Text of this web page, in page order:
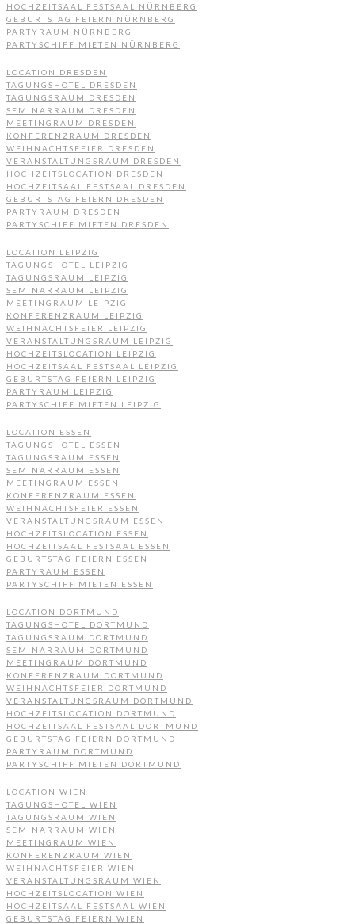
HOCHZEITSAAL FESTSAAL NÜRNBERG
GEBURTSTAG FEIERN NÜRNBERG
PARTYRAUM NÜRNBERG
PARTYSCHIFF MIETEN NÜRNBERG
LOCATION DRESDEN
TAGUNGSHOTEL DRESDEN
TAGUNGSRAUM DRESDEN
SEMINARRAUM DRESDEN
MEETINGRAUM DRESDEN
KONFERENZRAUM DRESDEN
WEIHNACHTSFEIER DRESDEN
VERANSTALTUNGSRAUM DRESDEN
HOCHZEITSLOCATION DRESDEN
HOCHZEITSAAL FESTSAAL DRESDEN
GEBURTSTAG FEIERN DRESDEN
PARTYRAUM DRESDEN
PARTYSCHIFF MIETEN DRESDEN
LOCATION LEIPZIG
TAGUNGSHOTEL LEIPZIG
TAGUNGSRAUM LEIPZIG
SEMINARRAUM LEIPZIG
MEETINGRAUM LEIPZIG
KONFERENZRAUM LEIPZIG
WEIHNACHTSFEIER LEIPZIG
VERANSTALTUNGSRAUM LEIPZIG
HOCHZEITSLOCATION LEIPZIG
HOCHZEITSAAL FESTSAAL LEIPZIG
GEBURTSTAG FEIERN LEIPZIG
PARTYRAUM LEIPZIG
PARTYSCHIFF MIETEN LEIPZIG
LOCATION ESSEN
TAGUNGSHOTEL ESSEN
TAGUNGSRAUM ESSEN
SEMINARRAUM ESSEN
MEETINGRAUM ESSEN
KONFERENZRAUM ESSEN
WEIHNACHTSFEIER ESSEN
VERANSTALTUNGSRAUM ESSEN
HOCHZEITSLOCATION ESSEN
HOCHZEITSAAL FESTSAAL ESSEN
GEBURTSTAG FEIERN ESSEN
PARTYRAUM ESSEN
PARTYSCHIFF MIETEN ESSEN
LOCATION DORTMUND
TAGUNGSHOTEL DORTMUND
TAGUNGSRAUM DORTMUND
SEMINARRAUM DORTMUND
MEETINGRAUM DORTMUND
KONFERENZRAUM DORTMUND
WEIHNACHTSFEIER DORTMUND
VERANSTALTUNGSRAUM DORTMUND
HOCHZEITSLOCATION DORTMUND
HOCHZEITSAAL FESTSAAL DORTMUND
GEBURTSTAG FEIERN DORTMUND
PARTYRAUM DORTMUND
PARTYSCHIFF MIETEN DORTMUND
LOCATION WIEN
TAGUNGSHOTEL WIEN
TAGUNGSRAUM WIEN
SEMINARRAUM WIEN
MEETINGRAUM WIEN
KONFERENZRAUM WIEN
WEIHNACHTSFEIER WIEN
VERANSTALTUNGSRAUM WIEN
HOCHZEITSLOCATION WIEN
HOCHZEITSAAL FESTSAAL WIEN
GEBURTSTAG FEIERN WIEN